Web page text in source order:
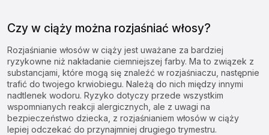
Czy w ciąży można rozjaśniać włosy?
Rozjaśnianie włosów w ciąży jest uważane za bardziej
ryzykowne niż nakładanie ciemniejszej farby. Ma to związek z
substancjami, które mogą się znaleźć w rozjaśniaczu, następnie
trafić do twojego krwiobiegu. Należą do nich między innymi
nadtlenek wodoru. Ryzyko dotyczy przede wszystkim
wspomnianych reakcji alergicznych, ale z uwagi na
bezpieczeństwo dziecka, z rozjaśnianiem włosów w ciąży
lepiej odczekać do przynajmniej drugiego trymestru.